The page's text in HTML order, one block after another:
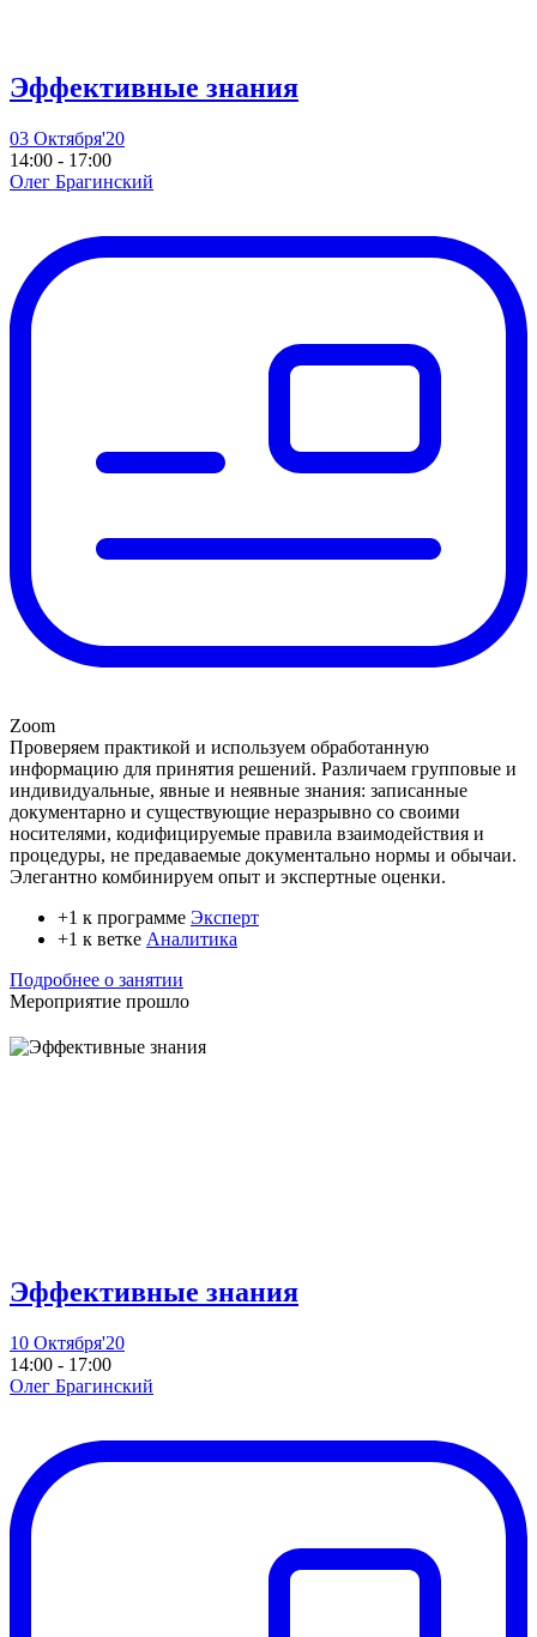
Эффективные знания
03 Октября'20
14:00 - 17:00
Олег Брагинский
Zoom
Проверяем практикой и используем обработанную
информацию для принятия решений. Различаем групповые и
индивидуальные, явные и неявные знания: записанные
документарно и существующие неразрывно со своими
носителями, кодифицируемые правила взаимодействия и
процедуры, не предаваемые документально нормы и обычаи.
Элегантно комбинируем опыт и экспертные оценки.
+1 к программе Эксперт
+1 к ветке Аналитика
Подробнее о занятии
Мероприятие прошло
Эффективные знания
10 Октября'20
14:00 - 17:00
Олег Брагинский